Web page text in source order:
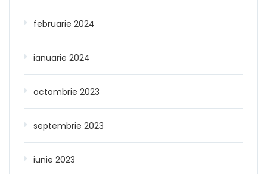
februarie 2024
ianuarie 2024
octombrie 2023
septembrie 2023
iunie 2023